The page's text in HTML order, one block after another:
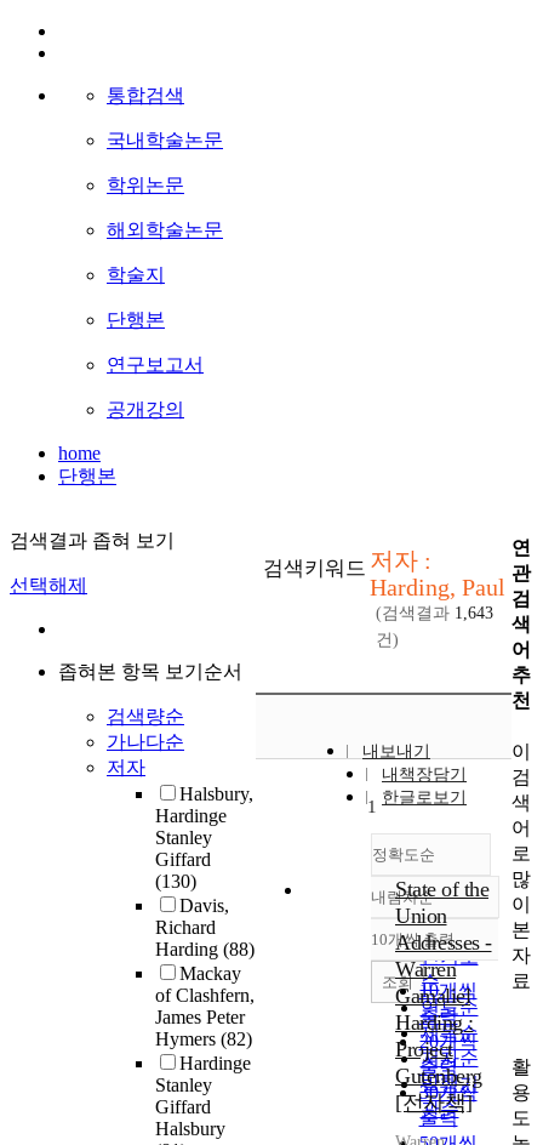
통합검색
국내학술논문
학위논문
해외학술논문
학술지
단행본
연구보고서
공개강의
home
단행본
검색결과 좁혀 보기
선택해제
좁혀본 항목 보기순서
검색량순
가나다순
저자
Halsbury,
Hardinge
Stanley
Giffard
(130)
Davis,
Richard
Harding (88)
Mackay
of Clashfern,
James Peter
Hymers (82)
Hardinge
Stanley
Giffard
Halsbury
검색키워드 저자 :
Harding, Paul
(검색결과 1,643
건)
내보내기
내책장담기
한글로보기
정확도순
정확도
순
인기도
순
연도순
제목순
저자순
발행기
관순
내림차순
내림차순
10개씩 출력
10개씩
출력
20개씩
출력
30개씩
출력
조회
1
State of the
Union
Addresses -
Warren
Gamaliel
Harding :
Project
Gutenberg
[전자책]
연
관
검
색
어
추
천
이
검
색
어
로
많
이
본
자
료
활
용
도